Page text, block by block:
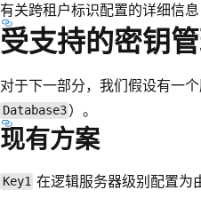
有关跨租户标识配置的详细信
受支持的密钥
对于下一部分，我们假设有一
Database3 ）。
现有方案
Key1 在逻辑服务器级别配置为